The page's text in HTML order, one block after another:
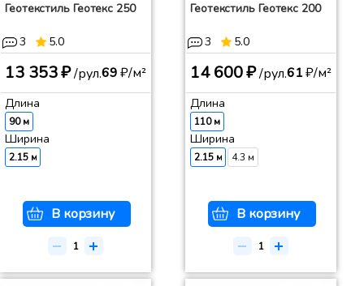
Геотекстиль Геотекс 250
3 5.0
13 353 ₽/рул.69₽/м²
Длина
90 м
Ширина
2.15 м
В корзину
Геотекстиль Геотекс 200
3 5.0
14 600 ₽/рул.61₽/м²
Длина
110 м
Ширина
2.15 м 4.3 м
В корзину